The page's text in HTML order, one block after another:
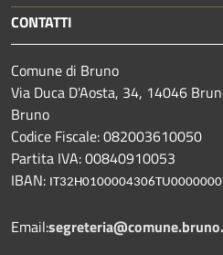
CONTATTI
Comune di Bruno
Via Duca D'Aosta, 34, 14046
Bruno
Codice Fiscale: 082003610050
Partita IVA: 00840910053
IBAN:
Email: